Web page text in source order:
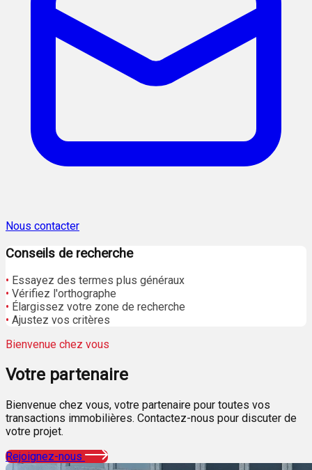
Nous contacter
Conseils de recherche
• Essayez des termes plus généraux
• Vérifiez l'orthographe
• Élargissez votre zone de recherche
• Ajustez vos critères
Bienvenue chez vous
Votre partenaire
Bienvenue chez vous, votre partenaire pour toutes vos
transactions immobilières. Contactez-nous pour discuter de
votre projet.
Rejoignez-nous